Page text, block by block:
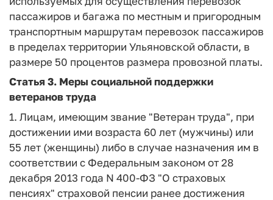
пассажиров и багажа по местным и пригородным
транспортным маршрутам перевозок пассажиров
в пределах территории Ульяновской области, в
размере 50 процентов размера провозной платы.
Статья 3. Меры социальной поддержки
ветеранов труда
1. Лицам, имеющим звание "Ветеран труда", при
достижении ими возраста 60 лет (мужчины) или
55 лет (женщины) либо в случае назначения им в
соответствии с Федеральным законом от 28
декабря 2013 года N 400-ФЗ "О страховых
пенсиях" страховой пенсии ранее достижения